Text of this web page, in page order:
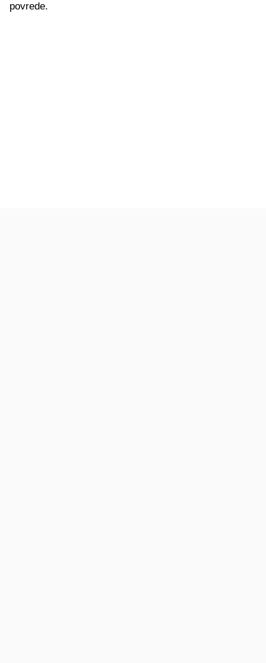
povrede.